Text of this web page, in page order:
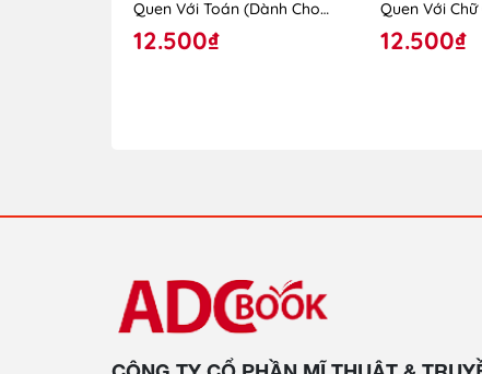
Quen Với Toán (Dành Cho
Trẻ Lớp Mẫu Giáo Ghép)
12.500₫
Quen Với
Trẻ Lớp Mẫu
12.500₫